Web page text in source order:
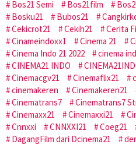
Bos21 Semi
Bos21film
Bosku21
Bubos21
Cekicrot21
Cekih21 Cerita
Cinameindoxx1
Cinema 21
Cinema Indo 21 2022
cinema
CINEMA21 INDO
Cinemacgv21
Cinemaflix21
cinemakeren
Cinemakeren21
Cinematrans7
Cinematrans7
Cinemaxx21
Cinemaxxi21
Cnnxxi
CNNXXI21 Coeg21
DagangFilm dari Dcinema21